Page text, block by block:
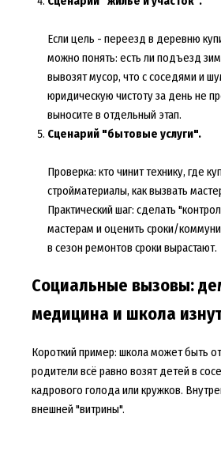
Если цель - переезд в деревню
можно понять: есть ли подъезд
вывозят мусор, что с соседями и
юридическую чистоту за день не
выносите в отдельный этап.
Сценарий "бытовые услуги".
Проверка: кто чинит технику, где
стройматериалы, как вызвать
Практический шаг: сделать
мастерам и оценить сроки/
в сезон ремонтов сроки вырастают.
Социальные вызовы:
медицина и школа
Короткий пример: школа может быть
родители всё равно возят детей в
кадрового голода или кружков.
внешней "витрины".